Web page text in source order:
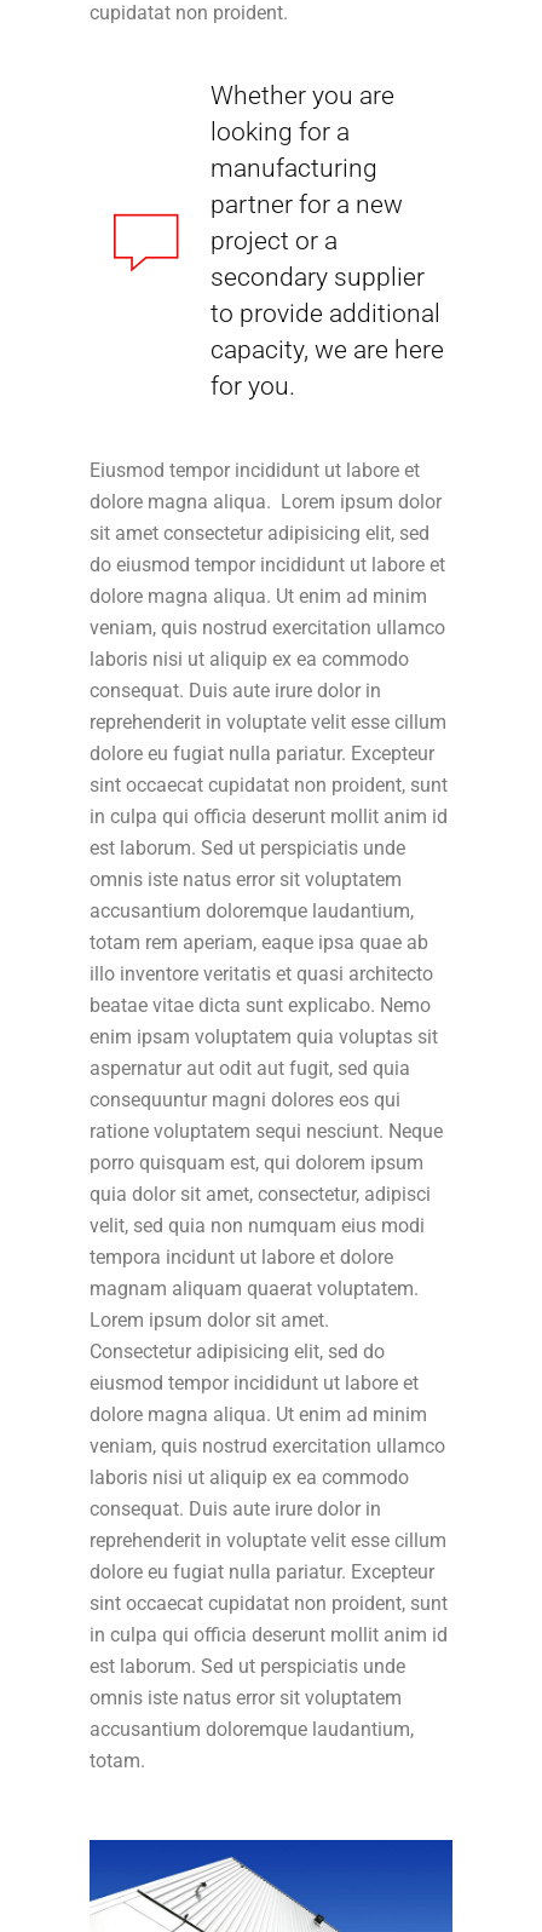
cupidatat non proident.
Whether you are
looking for a
manufacturing
partner for a new
project or a
secondary supplier
to provide additional
capacity, we are here
for you.
Eiusmod tempor incididunt ut labore et
dolore magna aliqua. Lorem ipsum dolor
sit amet consectetur adipisicing elit, sed
do eiusmod tempor incididunt ut labore et
dolore magna aliqua. Ut enim ad minim
veniam, quis nostrud exercitation ullamco
laboris nisi ut aliquip ex ea commodo
consequat. Duis aute irure dolor in
reprehenderit in voluptate velit esse cillum
dolore eu fugiat nulla pariatur. Excepteur
sint occaecat cupidatat non proident, sunt
in culpa qui officia deserunt mollit anim id
est laborum. Sed ut perspiciatis unde
omnis iste natus error sit voluptatem
accusantium doloremque laudantium,
totam rem aperiam, eaque ipsa quae ab
illo inventore veritatis et quasi architecto
beatae vitae dicta sunt explicabo. Nemo
enim ipsam voluptatem quia voluptas sit
aspernatur aut odit aut fugit, sed quia
consequuntur magni dolores eos qui
ratione voluptatem sequi nesciunt. Neque
porro quisquam est, qui dolorem ipsum
quia dolor sit amet, consectetur, adipisci
velit, sed quia non numquam eius modi
tempora incidunt ut labore et dolore
magnam aliquam quaerat voluptatem.
Lorem ipsum dolor sit amet.
Consectetur adipisicing elit, sed do
eiusmod tempor incididunt ut labore et
dolore magna aliqua. Ut enim ad minim
veniam, quis nostrud exercitation ullamco
laboris nisi ut aliquip ex ea commodo
consequat. Duis aute irure dolor in
reprehenderit in voluptate velit esse cillum
dolore eu fugiat nulla pariatur. Excepteur
sint occaecat cupidatat non proident, sunt
in culpa qui officia deserunt mollit anim id
est laborum. Sed ut perspiciatis unde
omnis iste natus error sit voluptatem
accusantium doloremque laudantium,
totam.